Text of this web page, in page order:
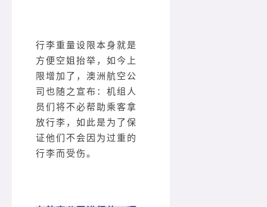
行李重量设限本身就是
方便空姐抬举，如今上
限增加了，澳洲航空公
司也随之宣布：机组人
员们将不必帮助乘客拿
放行李，如此是为了保
证他们不会因为过重的
行李而受伤。